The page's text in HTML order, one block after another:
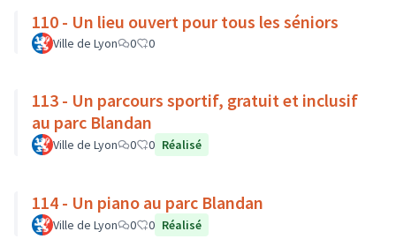
110 - Un lieu ouvert pour tous les séniors
Ville de Lyon 0 0
113 - Un parcours sportif, gratuit et inclusif
au parc Blandan
Ville de Lyon 0 0 Réalisé
114 - Un piano au parc Blandan
Ville de Lyon 0 0 Réalisé